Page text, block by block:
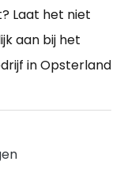
Laat het niet
aan bij het
in Opsterland